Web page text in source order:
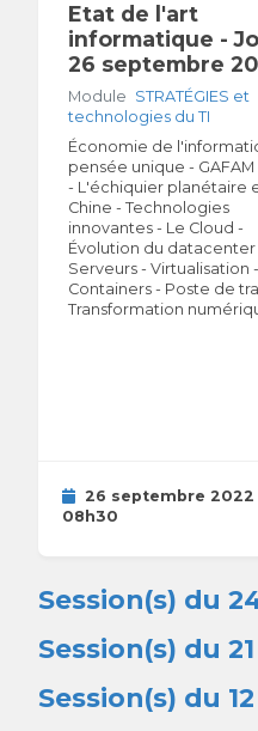
Etat de l'art
informatique -
26 septembre
Module STRATÉGIES et
technologies du TI
Économie de
pensée unique - GAFAM
- L'échiquier planétaire
Chine - Technologies
innovantes - Le Cloud -
Évolution du datacenter
Serveurs - Virtualisation -
Containers - Poste de
Transformation
26 septembre 2022
08h30
Session(s) du
Session(s) du
Session(s) du